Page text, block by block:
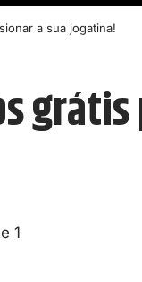
a sua jogatina!